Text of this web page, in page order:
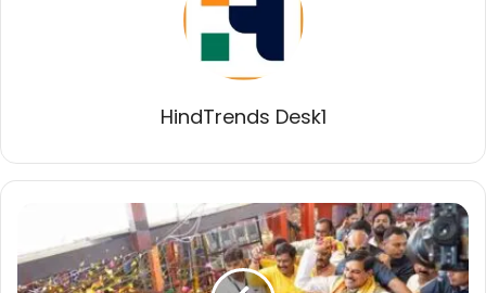
HindTrends Desk1
के
विकास